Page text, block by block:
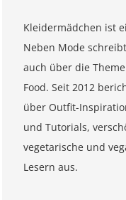
Kleidermädchen ist
Neben Mode
auch über die
Food. Seit 2012
über Outfit-
und Tutorials,
vegetarische und
Lesern aus.